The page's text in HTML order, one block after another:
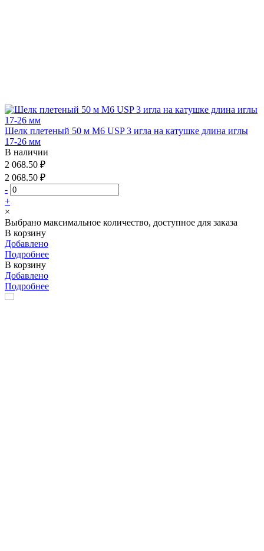
Шелк плетеный 50 м М6 USP 3 игла на катушке длина иглы
17-26 мм
В наличии
2 068.50 ₽
2 068.50 ₽
-
+
×
Выбрано максимальное количество, доступное для заказа
В корзину
Добавлено
Подробнее
В корзину
Добавлено
Подробнее